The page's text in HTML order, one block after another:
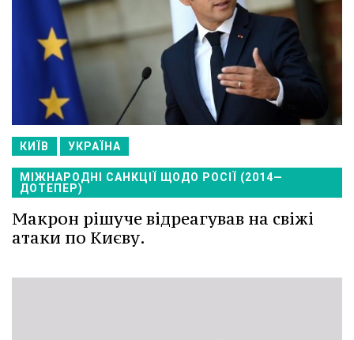
КИЇВ УКРАЇНА
МІЖНАРОДНІ САНКЦІЇ ЩОДО РОСІЇ (2014—
ДОТЕПЕР)
Макрон рішуче відреагував на свіжі
атаки по Києву.